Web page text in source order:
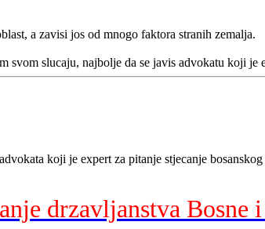
a zavisi jos od mnogo faktora stranih zemalja.
slucaju, najbolje da se javis advokatu koji je
koji je expert za pitanje stjecanje
drzavljanstva Bosne